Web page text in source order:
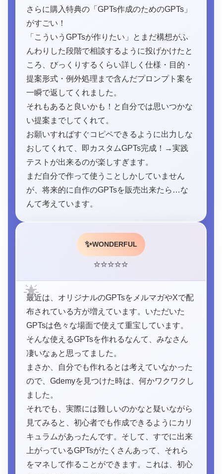
さらに購入特典の「GPTs作成のためのGPTs」
がすごい！
「こういうGPTsが作りたい」とまだ構想がふ
んわりした段階で相談するように投げかけたと
ころ、びっくりするくらい詳しく仕様・目的・
提案形式・例外処理まで含んだプロンプト案を
一瞬で返してくれました。
それもあると良いかも！と自分では思いつかな
い提案までしてくれて。
お願いすればすぐコピペできるように出力しな
おしてくれて、即カスタムGPTs完成！→実践
テストが出来るのが楽しすぎます。
まだ自分で作って使うことしかしていません
が、将来的に自作のGPTsを販売出来たら…な
んて考えています。
✨WONDERFUL
⭐⭐⭐⭐⭐
🌟
最近は、オリジナルのGPTsをメルマガやXで配
布されている方が増えています。いただいた
GPTsは色々な場面で使えて重宝しています。
そんな使えるGPTsを作れるなんて、みなさん
凄いなぁと思ってました。
まさか、自分でも作れるとは考えていなかった
ので、Gdemyを見つけた時は、何かワクワクし
ました。
それでも、実際には難しいのかなと疑いながら
見てみると、初心者でも作成できるようにカリ
キュラムがあったんです。そして、すでに出来
上がっているGPTsがたくさんあって、それら
をマネして作ることができます。これは、初心